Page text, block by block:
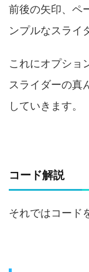
前後の矢印、ペ
ンプルなスライ
これにオプショ
スライダーの真
していきます。
コード解説
それではコード